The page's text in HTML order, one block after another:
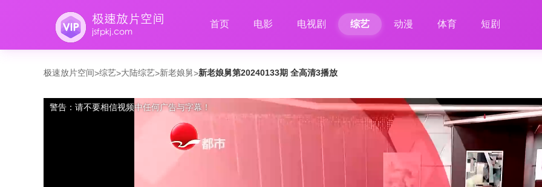
首页 电影 电视剧 综艺 动漫 体育 短剧
极速放片空间>综艺>大陆综艺>新老娘舅>新老娘舅第20240133期 全高清3播放
警告：请不要相信视频中任何广告与字幕！